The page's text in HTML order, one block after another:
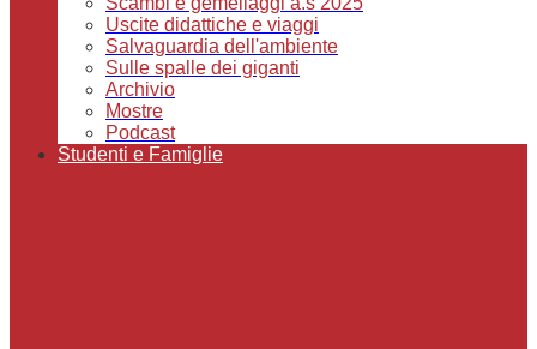
Uscite didattiche e viaggi
Salvaguardia dell'ambiente
Sulle spalle dei giganti
Archivio
Mostre
Podcast
Studenti e Famiglie